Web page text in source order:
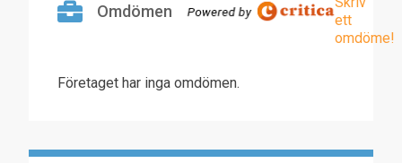
Omdömen
ett
omdöme!
Företaget har inga omdömen.